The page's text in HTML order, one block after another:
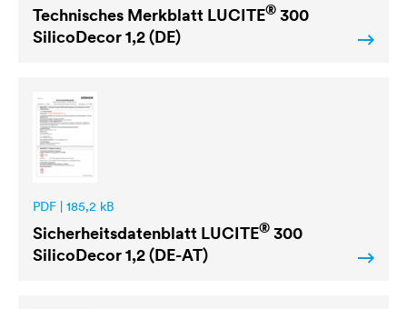
Technisches Merkblatt LUCITE® 300
SilicoDecor 1,2 (DE)
PDF | 185,2 kB
Sicherheitsdatenblatt LUCITE® 300
SilicoDecor 1,2 (DE-AT)